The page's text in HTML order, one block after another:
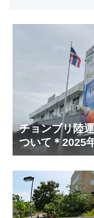
チョンブリ陸
ついて＊2025